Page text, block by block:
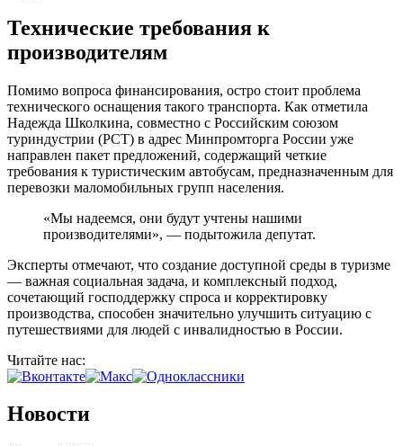
Технические требования к
производителям
Помимо вопроса финансирования, остро стоит проблема
технического оснащения такого транспорта. Как отметила
Надежда Школкина, совместно с Российским союзом
туриндустрии (РСТ) в адрес Минпромторга России уже
направлен пакет предложений, содержащий четкие
требования к туристическим автобусам, предназначенным для
перевозки маломобильных групп населения.
«Мы надеемся, они будут учтены нашими
производителями», — подытожила депутат.
Эксперты отмечают, что создание доступной среды в туризме
— важная социальная задача, и комплексный подход,
сочетающий господдержку спроса и корректировку
производства, способен значительно улучшить ситуацию с
путешествиями для людей с инвалидностью в России.
Читайте нас:
Новости